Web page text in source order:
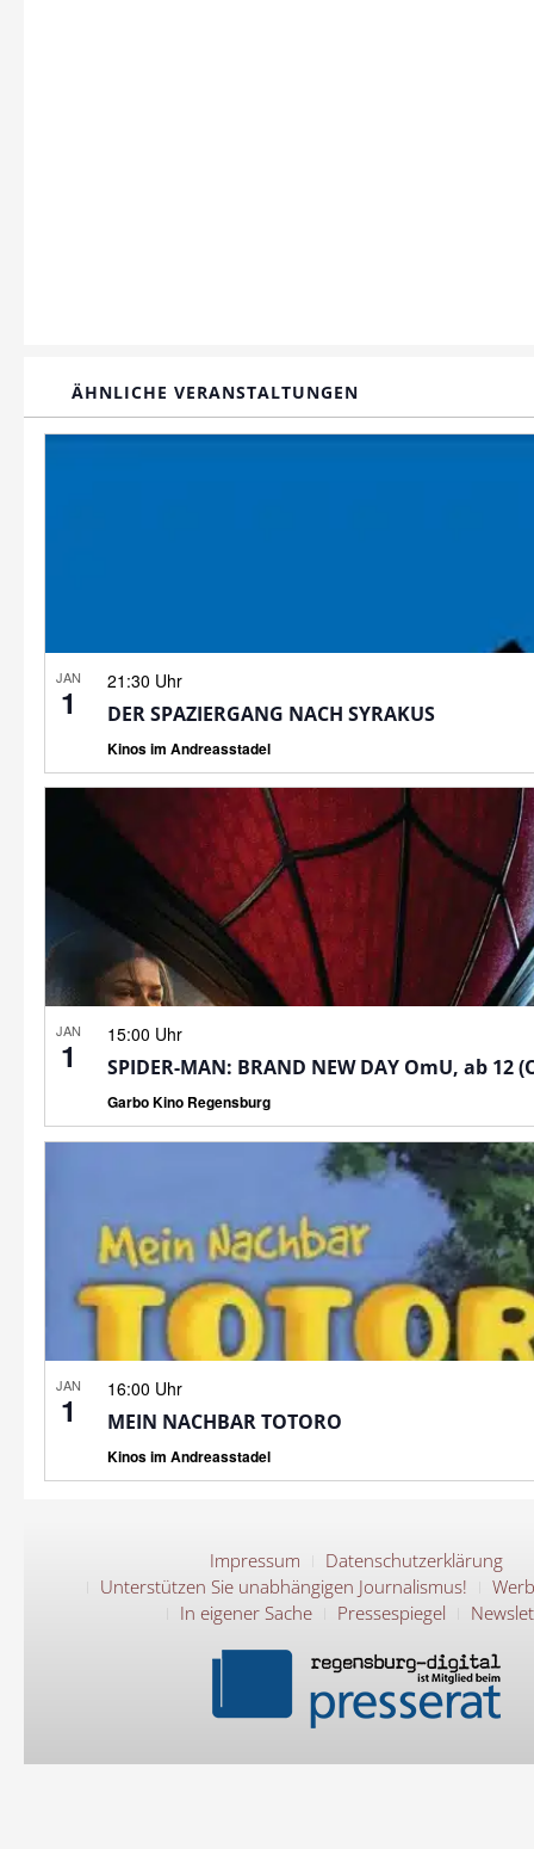
ÄHNLICHE VERANSTALTUNGEN
JAN
1
21:30 Uhr
DER SPAZIERGANG NACH SYRAKUS
Kinos im Andreasstadel
JAN
1
15:00 Uhr
SPIDER-MAN: BRAND NEW DAY OmU, ab 12
Garbo Kino Regensburg
JAN
1
16:00 Uhr
MEIN NACHBAR TOTORO
Kinos im Andreasstadel
Impressum
Datenschutzerklärung
Unterstützen Sie unabhängigen Journalismus!
In eigener Sache
Pressespiegel